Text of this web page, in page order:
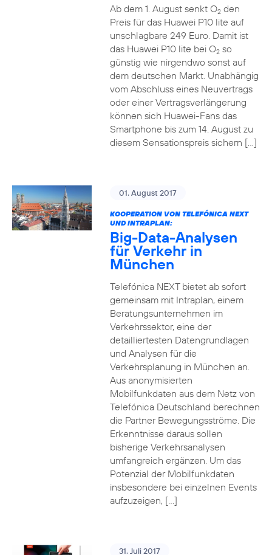
Ab dem 1. August senkt O2den
Preis für das Huawei P10 lite auf
unschlagbare 249 Euro. Damit ist
das Huawei P10 lite bei O2so
günstig wie nirgendwo sonst auf
dem deutschen Markt. Unabhängig
vom Abschluss eines Neuvertrags
oder einer Vertragsverlängerung
können sich Huawei-Fans das
Smartphone bis zum 14. August zu
diesem Sensationspreis sichern […]
01. August 2017
KOOPERATION VON TELEFÓNICA NEXT
UND INTRAPLAN:
Big-Data-Analysen
für Verkehr in
München
Telefónica NEXT bietet ab sofort
gemeinsam mit Intraplan, einem
Beratungsunternehmen im
Verkehrssektor, eine der
detailliertesten Datengrundlagen
und Analysen für die
Verkehrsplanung in München an.
Aus anonymisierten
Mobilfunkdaten aus dem Netz von
Telefónica Deutschland berechnen
die Partner Bewegungsströme. Die
Erkenntnisse daraus sollen
bisherige Verkehrsanalysen
umfangreich ergänzen. Um das
Potenzial der Mobilfunkdaten
insbesondere bei einzelnen Events
aufzuzeigen, […]
31. Juli 2017